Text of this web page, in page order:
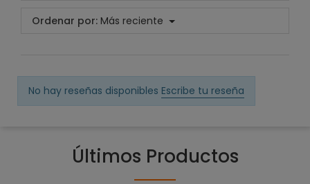
Ordenar por: Más reciente
No hay reseñas disponibles Escribe tu reseña
Últimos Productos